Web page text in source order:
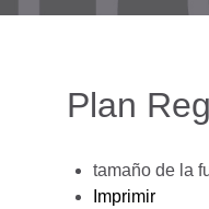
Plan
tamaño de la
Imprimir